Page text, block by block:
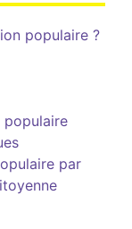
populaire ?
populaire
par